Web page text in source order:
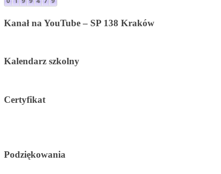
Kanał na YouTube – SP 138 Kraków
Kalendarz szkolny
Certyfikat
Podziękowania